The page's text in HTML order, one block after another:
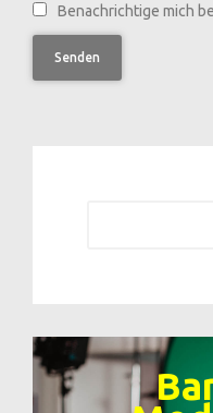
Benachrichtige mich
Senden